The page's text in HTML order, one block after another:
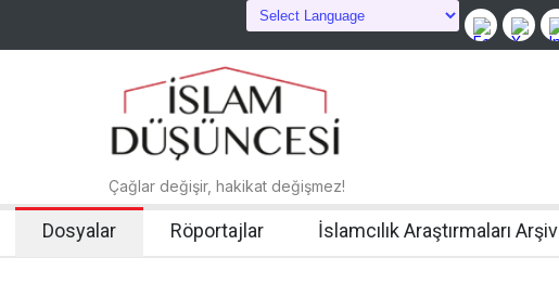
Çağlar değişir, hakikat değişmez!
Dosyalar Röportajlar İslamcılık Araştırmaları Arşiv